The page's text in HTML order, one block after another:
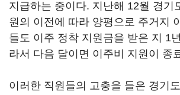
지급하는 중이다. 지난해 12월 경기
원의 이전에 따라 양평으로 주거지
들도 이주 정착 지원금을 받은 지 1
라서 다음 달이면 이주비 지원이 종
이러한 직원들의 고충을 들은 경기